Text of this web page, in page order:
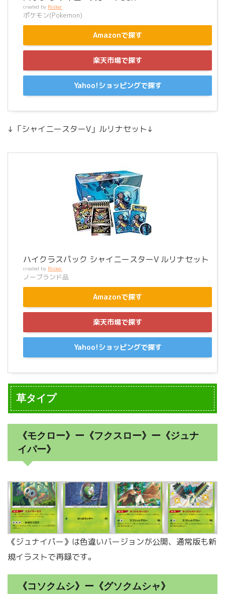
created by Rinker
ポケモン(Pokemon)
Amazonで探す
楽天市場で探す
Yahoo!ショッピングで探す
↓「シャイニースターV」ルリナセット↓
ハイクラスパック シャイニースターV ルリナセット
created by Rinker
ノーブランド品
Amazonで探す
楽天市場で探す
Yahoo!ショッピングで探す
草タイプ
《モクロー》ー《フクスロー》ー《ジュナ
イパー》
《ジュナイパー》は色違いバージョンが公開、通常版も新
規イラストで再録です。
《コソクムシ》ー《グソクムシャ》